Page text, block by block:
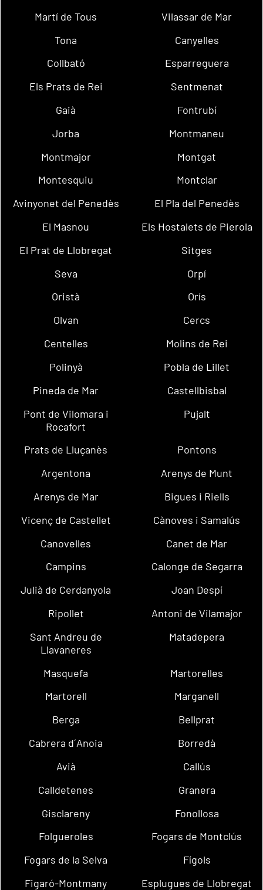
Martí de Tous
Vilassar de Mar
Tona
Canyelles
Collbató
Esparreguera
Els Prats de Rei
Sentmenat
Gaià
Fontrubí
Jorba
Montmaneu
Montmajor
Montgat
Montesquiu
Montclar
Avinyonet del Penedès
El Pla del Penedès
El Masnou
Els Hostalets de Pierola
El Prat de Llobregat
Sitges
Seva
Orpí
Oristà
Orís
Olvan
Cercs
Centelles
Molins de Rei
Polinyà
Pobla de Lillet
Pineda de Mar
Castellbisbal
Pont de Vilomara i
Rocafort
Pujalt
Prats de Lluçanès
Pontons
Argentona
Arenys de Munt
Arenys de Mar
Bigues i Riells
Vicenç de Castellet
Cànoves i Samalús
Canovelles
Canet de Mar
Campins
Calonge de Segarra
Julià de Cerdanyola
Joan Despí
Ripollet
Antoni de Vilamajor
Sant Andreu de
Llavaneres
Matadepera
Masquefa
Martorelles
Martorell
Marganell
Berga
Bellprat
Cabrera d´Anoia
Borredà
Avià
Callús
Calldetenes
Granera
Gisclareny
Fonollosa
Folgueroles
Fogars de Montclús
Fogars de la Selva
Fígols
Figaró-Montmany
Esplugues de Llobregat